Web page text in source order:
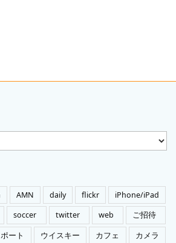
AMN daily flickr
iPhone/iPad
soccer twitter web
ご招待
ート ウイスキー カフェ
カメラ